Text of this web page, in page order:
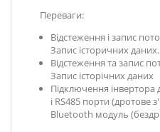
Переваги:
Відстеження і запис
Запис історичних даних.
Відстеження та запис
Запис історічних даних
Підключення
і RS485 порти (дротове
Bluetooth модуль